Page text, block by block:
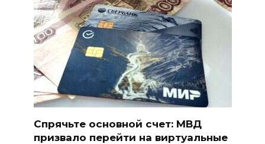
Спрячьте основной счет: МВД
призвало перейти на виртуальные